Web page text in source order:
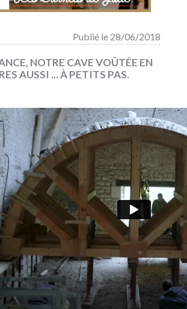
Publié le 28/06/2018
NOTRE CAVE VOÛTÉE EN
AUSSI ... À PETITS PAS.